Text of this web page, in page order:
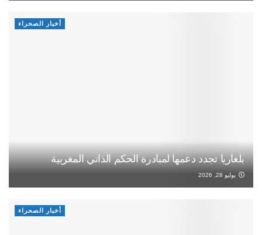
أخبار الصحراء
بلغاريا تجدد دعمها لمبادرة الحكم الذاتي المغربية
يوليو 28, 2026
أخبار الصحراء